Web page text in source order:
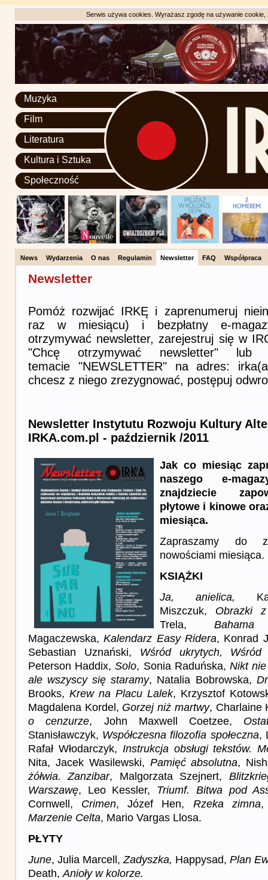
Serwis używa cookies. Wyrażasz zgodę na używanie
Muzyka
Film
Literatura
Kultura i Sztuka
Społeczność
News Wydarzenia O nas Regulamin Newsletter FAQ Współpraca
Newsletter
Pomóż rozwijać IRKĘ i zaprenumeruj
raz w miesiącu) i bezpłatny e-
otrzymywać newsletter, zarejestruj się w
"Chcę otrzymywać newsletter"
temacie "NEWSLETTER" na adres:
chcesz z niego zrezygnować, postępuj
Newsletter Instytutu Rozwoju Kultury
IRKA.com.pl - październik /2011
Jak co miesiąc
naszego e-
znajdziecie
płytowe i kinowe
miesiąca.
Zapraszamy do
nowościami miesiąca.
KSIĄŻKI
Ja, anielica,
Miszczuk, Obrazki
Trela,
Magaczewska,Kalendarz Easy Ridera, Konrad
Sebastian Uznański, Wśród ukrytych, Wśród
Peterson Haddix,Solo, Sonia Raduńska,Nikt
ale wszyscy się staramy, Natalia Bobrowska,
Brooks, Krew na Placu Lalek, Krzysztof
Magdalena Kordel, Gorzej niż martwy, Charlaine
o cenzurze, John Maxwell Coetzee,
Stanisławczyk, Współczesna filozofia społeczna,
Rafał Włodarczyk, Instrukcja obsługi tekstów.
Nita, Jacek Wasilewski, Pamięć absolutna,
żółwia. Zanzibar, Malgorzata Szejnert,
Warszawę, Leo Kessler, Triumf. Bitwa pod
Cornwell, Crimen, Józef Hen, Rzeka zimna,
Marzenie Celta, Mario Vargas Llosa.
PŁYTY
June, Julia Marcell, Zadyszka, Happysad, Plan
Death, Anioły w kolorze.